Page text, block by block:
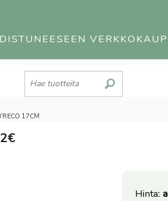
17CM
Hinta: